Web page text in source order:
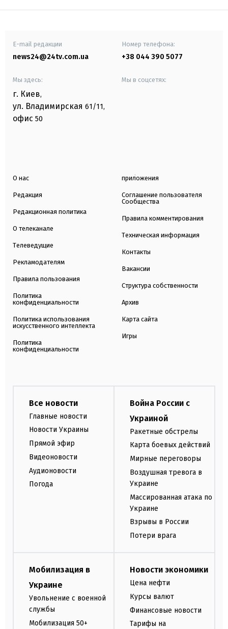
E-mail редакции
news24@24tv.com.ua
Номер телефона:
+38 044 390 5077
Мы здесь:
г. Киев,
ул. Владимирская 61/11,
офис 50
Мы в соцсетях:
О нас
Редакция
Редакционная политика
О телеканале
Телеведущие
Рекламодателям
Правила пользования
Политика
конфиденциальности
Политика использования
искусственного интеллекта
Политика
конфиденциальности
приложения
Соглашение пользователя
Сообщества
Правила комментирования
Техническая информация
Контакты
Вакансии
Структура собственности
Архив
Карта сайта
Игры
Все новости
Главные новости
Новости Украины
Прямой эфир
Видеоновости
Аудионовости
Погода
Война России с
Украиной
Ракетные обстрелы
Карта боевых действий
Мирные переговоры
Воздушная тревога в
Украине
Массированная атака по
Украине
Взрывы в России
Потери врага
Мобилизация в
Украине
Увольнение с военной
службы
Мобилизация 50+
Новости экономики
Цена нефти
Курсы валют
Финансовые новости
Тарифы на